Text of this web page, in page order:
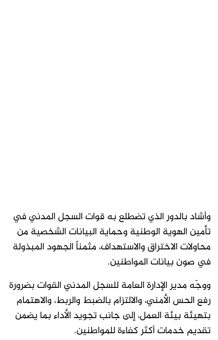
وأشاد بالدور الذي تضطلع به قوات السجل المدني في
تأمين الهوية الوطنية وحماية البيانات الشخصية من
محاولات الاختراق والاستهداف، مثمناً الجهود المبذولة
في صون بيانات المواطنين.
ووجّه مدير الإدارة العامة للسجل المدني القوات بضرورة
رفع الحس الأمني، والالتزام بالضبط والربط، والاهتمام
بتهيئة بيئة العمل، إلى جانب تجويد الأداء بما يضمن
تقديم خدمات أكثر كفاءة للمواطنين.